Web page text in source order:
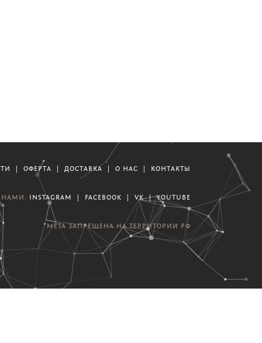
ОФЕРТА ДОСТАВКА О НАС КОНТАКТЫ
НАМИ: INSTAGRAM FACEBOOK VK | YOUTUBE
*META ЗАПРЕЩЕНА НА ТЕРРИТОРИИ РФ